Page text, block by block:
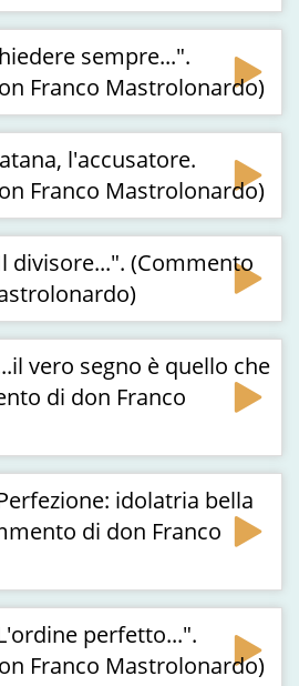
sempre...".
Franco Mastrolonardo)
l'accusatore.
Franco Mastrolonardo)
divisore...". (Commento
vero segno è quello che
di don Franco
idolatria bella
di don Franco
perfetto...".
Franco Mastrolonardo)